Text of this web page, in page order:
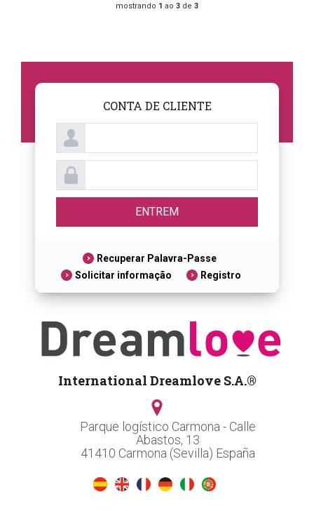
mostrando 1 ao 3 de 3
CONTA DE CLIENTE
Recuperar Palavra-Passe
Solicitar informação
Registro
International Dreamlove S.A.®
Parque logístico Carmona - Calle
Abastos, 13
41410 Carmona (Sevilla) España